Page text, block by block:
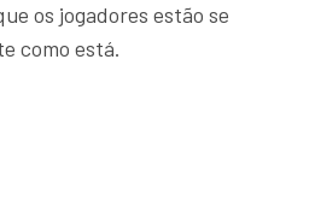
os jogadores estão se
como está.